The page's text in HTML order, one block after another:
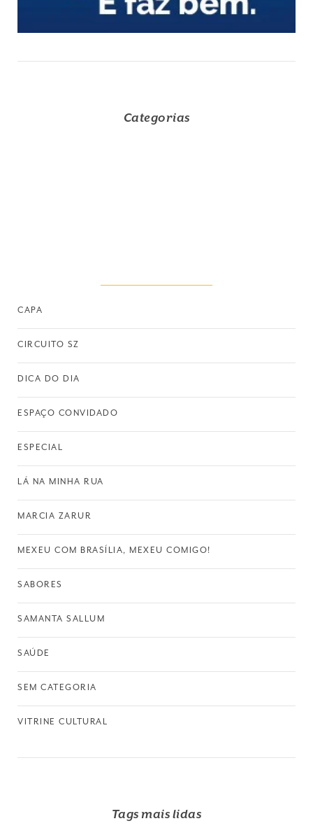
Categorias
CAPA
CIRCUITO SZ
DICA DO DIA
ESPAÇO CONVIDADO
ESPECIAL
LÁ NA MINHA RUA
MARCIA ZARUR
MEXEU COM BRASÍLIA, MEXEU COMIGO!
SABORES
SAMANTA SALLUM
SAÚDE
SEM CATEGORIA
VITRINE CULTURAL
Tags mais lidas